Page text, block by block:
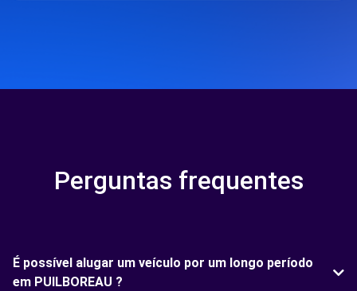
Perguntas frequentes
É possível alugar um veículo por um longo período
em PUILBOREAU ?